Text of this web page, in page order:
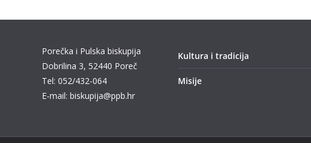
Porečka i Pulska biskupija
Dobrilina 3, 52440 Poreč
Tel: 052/432-064
E-mail: biskupija@ppb.hr
Kultura i tradicija
Misije